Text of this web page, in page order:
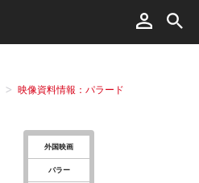
映像資料情報：パラード
外国映画
パラー